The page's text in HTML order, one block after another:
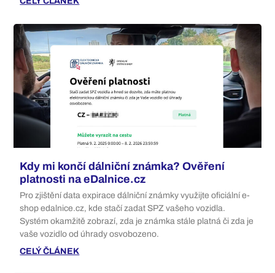
Kdy mi končí dálniční známka? Ověření
platnosti na eDalnice.cz
Pro zjištění data expirace dálniční známky využijte oficiální e-
shop edalnice.cz, kde stačí zadat SPZ vašeho vozidla.
Systém okamžitě zobrazí, zda je známka stále platná či zda je
vaše vozidlo od úhrady osvobozeno.
CELÝ ČLÁNEK